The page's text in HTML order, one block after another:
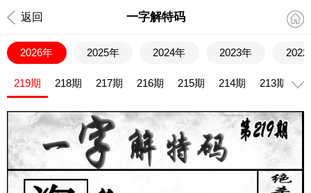
返回 一字解特码
2026年 2025年 2024年 2023年 2022
219期 218期 217期 216期 215期 214期 213期